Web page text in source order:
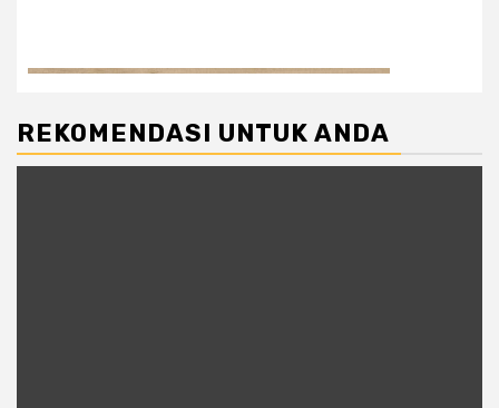
REKOMENDASI UNTUK ANDA